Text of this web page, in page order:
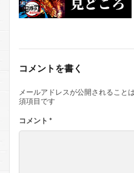
コメントを書く
メールアドレスが公開されること
須項目です
コメント *